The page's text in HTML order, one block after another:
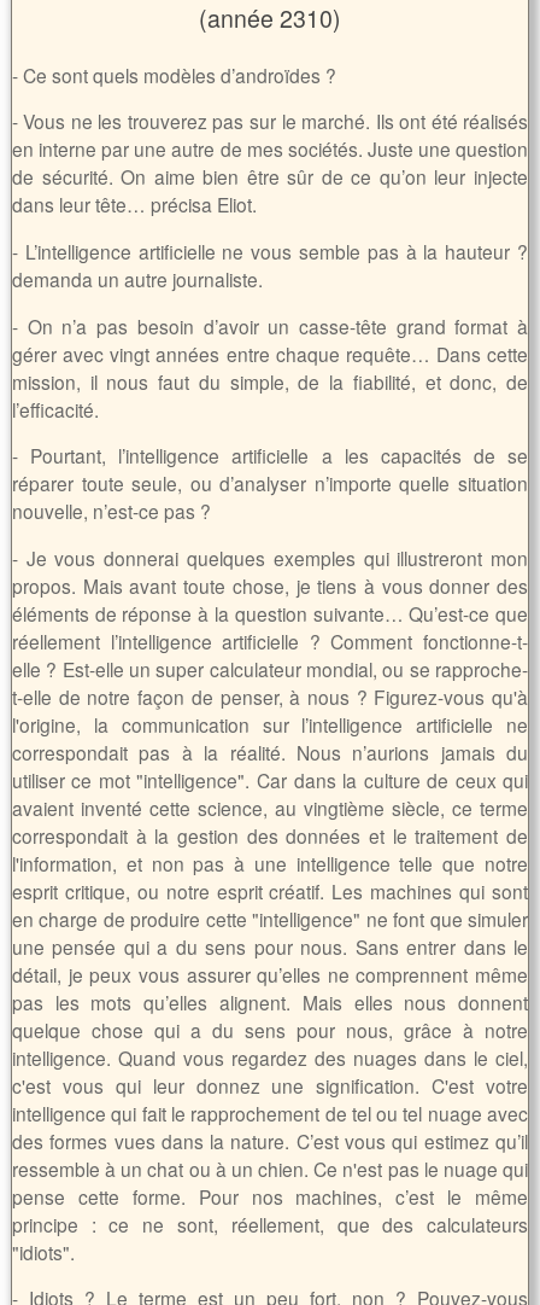
(année 2310)
- Ce sont quels modèles d’androïdes ?
- Vous ne les trouverez pas sur le marché. Ils ont été réalisés
en interne par une autre de mes sociétés. Juste une question
de sécurité. On aime bien être sûr de ce qu’on leur injecte
dans leur tête… précisa Eliot.
- L’intelligence artificielle ne vous semble pas à la hauteur ?
demanda un autre journaliste.
- On n’a pas besoin d’avoir un casse-tête grand format à
gérer avec vingt années entre chaque requête… Dans cette
mission, il nous faut du simple, de la fiabilité, et donc, de
l’efficacité.
- Pourtant, l’intelligence artificielle a les capacités de se
réparer toute seule, ou d’analyser n’importe quelle situation
nouvelle, n’est-ce pas ?
- Je vous donnerai quelques exemples qui illustreront mon
propos. Mais avant toute chose, je tiens à vous donner des
éléments de réponse à la question suivante… Qu’est-ce que
réellement l’intelligence artificielle ? Comment fonctionne-t-
elle ? Est-elle un super calculateur mondial, ou se rapproche-
t-elle de notre façon de penser, à nous ? Figurez-vous qu'à
l'origine, la communication sur l’intelligence artificielle ne
correspondait pas à la réalité. Nous n’aurions jamais du
utiliser ce mot "intelligence". Car dans la culture de ceux qui
avaient inventé cette science, au vingtième siècle, ce terme
correspondait à la gestion des données et le traitement de
l'information, et non pas à une intelligence telle que notre
esprit critique, ou notre esprit créatif. Les machines qui sont
en charge de produire cette "intelligence" ne font que simuler
une pensée qui a du sens pour nous. Sans entrer dans le
détail, je peux vous assurer qu’elles ne comprennent même
pas les mots qu’elles alignent. Mais elles nous donnent
quelque chose qui a du sens pour nous, grâce à notre
intelligence. Quand vous regardez des nuages dans le ciel,
c'est vous qui leur donnez une signification. C'est votre
intelligence qui fait le rapprochement de tel ou tel nuage avec
des formes vues dans la nature. C’est vous qui estimez qu’il
ressemble à un chat ou à un chien. Ce n'est pas le nuage qui
pense cette forme. Pour nos machines, c’est le même
principe : ce ne sont, réellement, que des calculateurs
"idiots".
- Idiots ? Le terme est un peu fort, non ? Pouvez-vous